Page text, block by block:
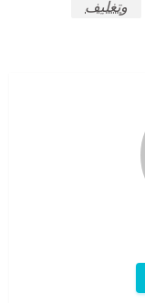
وتغليف